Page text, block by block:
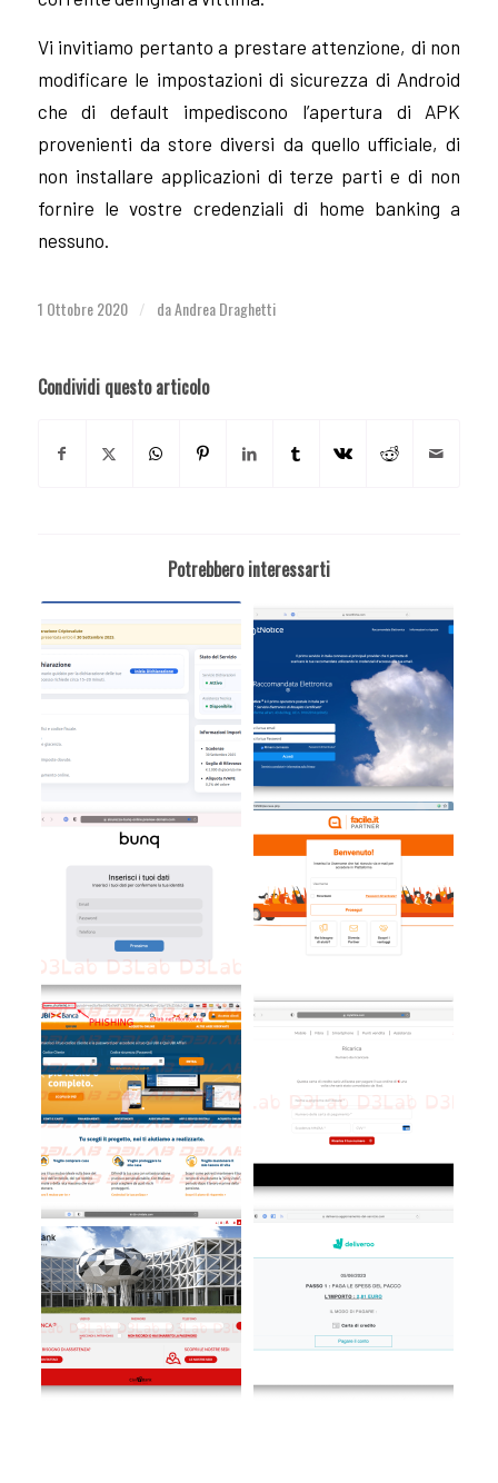
Vi invitiamo pertanto a prestare attenzione, di non
modificare le impostazioni di sicurezza di Android
che di default impediscono l’apertura di APK
provenienti da store diversi da quello ufficiale, di
non installare applicazioni di terze parti e di non
fornire le vostre credenziali di home banking a
nessuno.
1 Ottobre 2020 / daAndrea Draghetti
Condividi questo articolo
Potrebbero interessarti